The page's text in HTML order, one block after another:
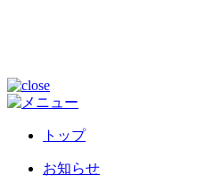
トップ
お知らせ